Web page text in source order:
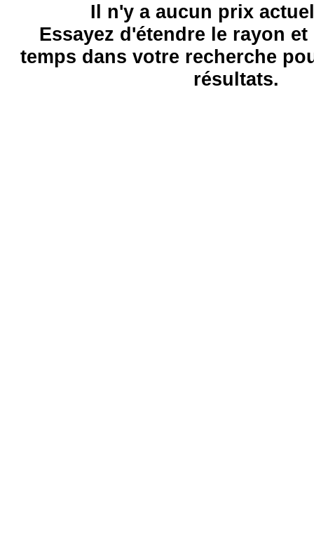
Il n'y a aucun prix
Essayez d'étendre le rayon
temps dans votre recherche
résultats.